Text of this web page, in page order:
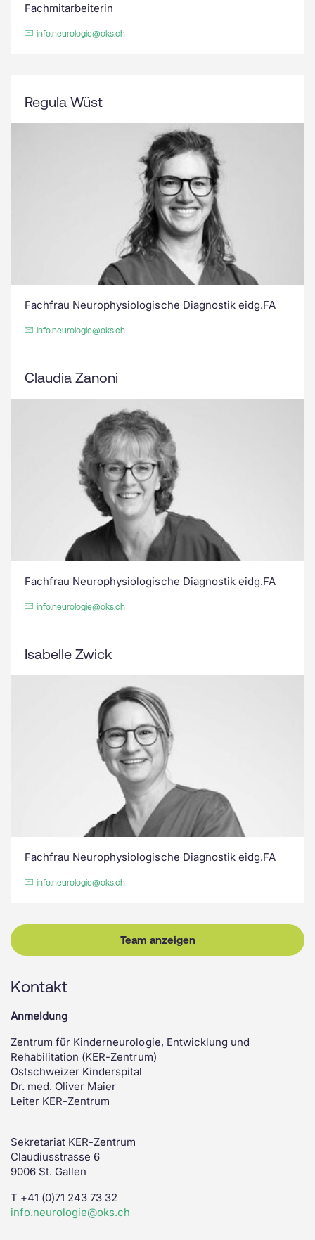
Fachmitarbeiterin
info.neurologie@oks.ch
Regula Wüst
Fachfrau Neurophysiologische Diagnostik eidg.FA
info.neurologie@oks.ch
Claudia Zanoni
Fachfrau Neurophysiologische Diagnostik eidg.FA
info.neurologie@oks.ch
Isabelle Zwick
Fachfrau Neurophysiologische Diagnostik eidg.FA
info.neurologie@oks.ch
Team anzeigen
Kontakt
Anmeldung
Zentrum für Kinderneurologie, Entwicklung und
Rehabilitation (KER-Zentrum)
Ostschweizer Kinderspital
Dr. med. Oliver Maier
Leiter KER-Zentrum
Sekretariat KER-Zentrum
Claudiusstrasse 6
9006 St. Gallen
T +41 (0)71 243 73 32
info.neurologie@oks.ch